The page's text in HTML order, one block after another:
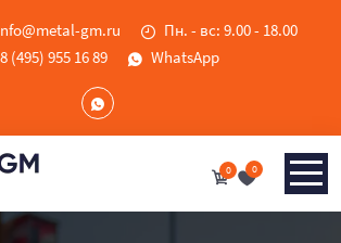
gm.ru
Пн. - вс: 9.00 - 18.00
8 (495) 955 16 89
WhatsApp
0 0